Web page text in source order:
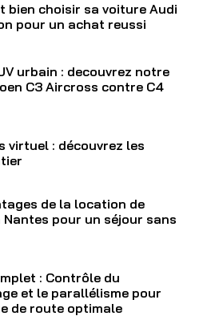
bien choisir sa voiture Audi
pour un achat reussi
urbain : decouvrez notre
C3 Aircross contre C4
virtuel : découvrez les
de la location de
pour un séjour sans
: Contrôle du
et le parallélisme pour
de route optimale